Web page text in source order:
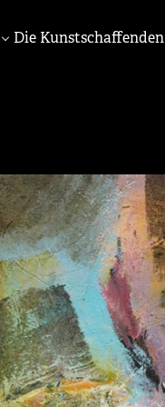
Die Kunstschaffenden